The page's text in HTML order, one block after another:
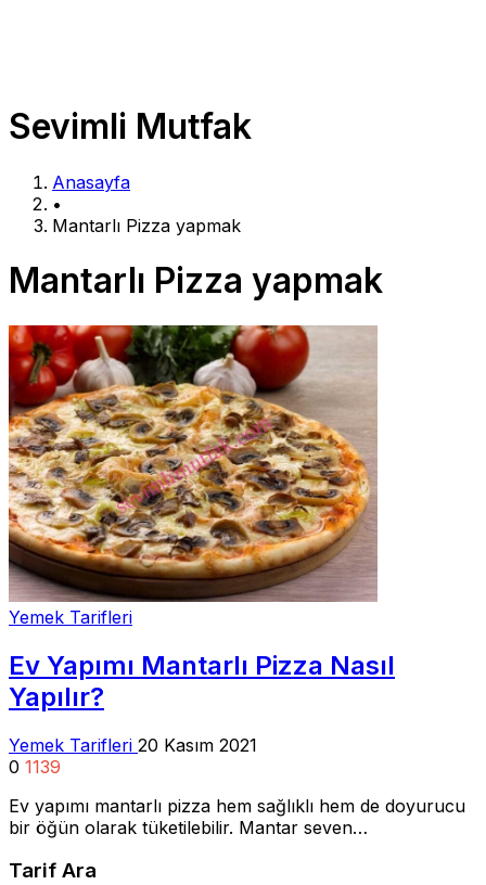
Sevimli Mutfak
Anasayfa
•
Mantarlı Pizza yapmak
Mantarlı Pizza yapmak
Yemek Tarifleri
Ev Yapımı Mantarlı Pizza Nasıl
Yapılır?
Yemek Tarifleri 20 Kasım 2021
0 1139
Ev yapımı mantarlı pizza hem sağlıklı hem de doyurucu
bir öğün olarak tüketilebilir. Mantar seven…
Tarif Ara